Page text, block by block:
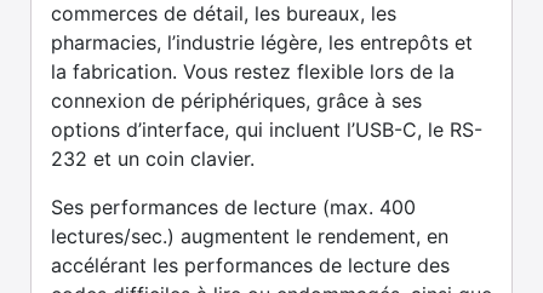
commerces de détail, les bureaux, les
pharmacies, l’industrie légère, les entrepôts et
la fabrication. Vous restez flexible lors de la
connexion de périphériques, grâce à ses
options d’interface, qui incluent l’USB-C, le RS-
232 et un coin clavier.
Ses performances de lecture (max. 400
lectures/sec.) augmentent le rendement, en
accélérant les performances de lecture des